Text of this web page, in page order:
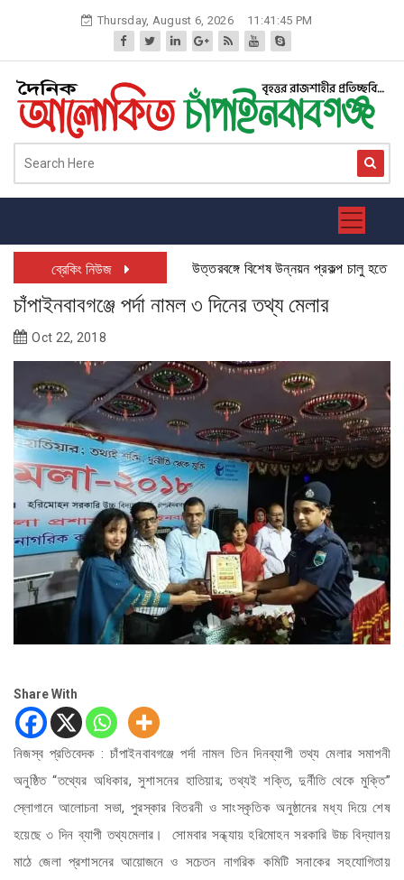
Thursday, August 6, 2026 11:41:46 PM
ব্রেকিং নিউজ উত্তরবঙ্গে বিশেষ উন্নয়ন প্রকল্প চালু হতে যাচ্ছে:
চাঁপাইনবাবগঞ্জে পর্দা নামল ৩ দিনের তথ্য মেলার
Oct 22, 2018
Share With
নিজস্ব প্রতিবেদক : চাঁপাইনবাবগঞ্জে পর্দা নামল তিন দিনব্যাপী তথ্য মেলার সমাপনী
অনুষ্ঠিত “তথ্যের অধিকার, সুশাসনের হাতিয়ার; তথ্যই শক্তি, দুর্নীতি থেকে মুক্তি”
স্লোগানে আলোচনা সভা, পুরস্কার বিতরনী ও সাংস্কৃতিক অনুষ্ঠানের মধ্য দিয়ে শেষ
হয়েছে ৩ দিন ব্যাপী তথ্যমেলার। সোমবার সন্ধ্যায় হরিমোহন সরকারি উচ্চ বিদ্যালয়
মাঠে জেলা প্রশাসনের আয়োজনে ও সচেতন নাগরিক কমিটি সনাকের সহযোগিতায়